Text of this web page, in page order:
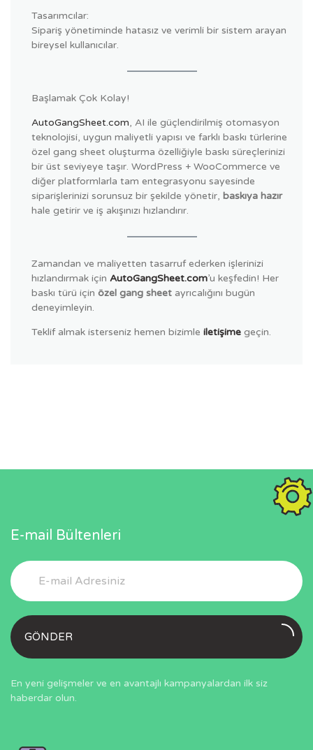
Tasarımcılar:
Sipariş yönetiminde hatasız ve verimli bir sistem arayan
bireysel kullanıcılar.
Başlamak Çok Kolay!
AutoGangSheet.com, AI ile güçlendirilmiş otomasyon
teknolojisi, uygun maliyetli yapısı ve farklı baskı türlerine
özel gang sheet oluşturma özelliğiyle baskı süreçlerinizi
bir üst seviyeye taşır. WordPress + WooCommerce ve
diğer platformlarla tam entegrasyonu sayesinde
siparişlerinizi sorunsuz bir şekilde yönetir, baskıya hazır
hale getirir ve iş akışınızı hızlandırır.
Zamandan ve maliyetten tasarruf ederken işlerinizi
hızlandırmak için AutoGangSheet.com’u keşfedin! Her
baskı türü için özel gang sheet ayrıcalığını bugün
deneyimleyin.
Teklif almak isterseniz hemen bizimle iletişime geçin.
E-mail Bültenleri
GÖNDER
En yeni gelişmeler ve en avantajlı kampanyalardan ilk siz
haberdar olun.